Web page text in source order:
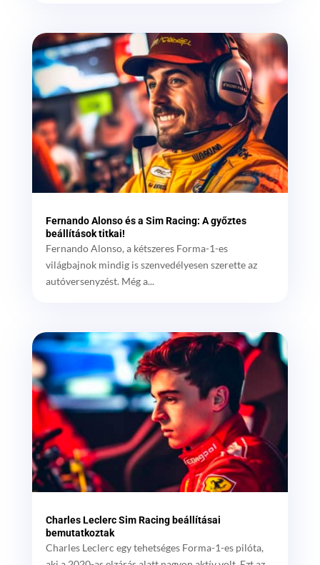
Fernando Alonso és a Sim Racing: A győztes
beállítások titkai!
Fernando Alonso, a kétszeres Forma-1-es
világbajnok mindig is szenvedélyesen szerette az
autóversenyzést. Még a...
Charles Leclerc Sim Racing beállításai
bemutatkoztak
Charles Leclerc egy tehetséges Forma-1-es pilóta,